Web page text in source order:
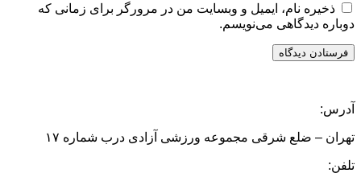
ذخیره نام، ایمیل و وبسایت من در مرورگر برای زمانی که
دوباره دیدگاهی می‌نویسم.
آدرس:
تهران – ضلع شرقی مجموعه ورزشی آزادی درب شماره ۱۷
تلفن: